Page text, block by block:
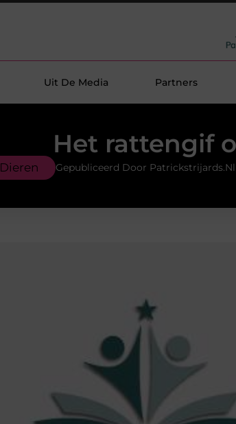
Uit De Media Partners
Het rattengif
Dieren Gepubliceerd Door Patrickstrijards.nl